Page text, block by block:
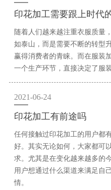
印花加工需要跟上时代
随着人们越来越注重衣服质量
如泰山，而是需要不断的转型
赢得消费者的青睐。而在服装
一个生产环节，直接决定了服
2021-06-24
印花加工有前途吗
任何接触过印花加工的用户都
好。其实无论如何，大家都可
求。尤其是在变化越来越多的
用户想通过什么渠道来满足自
情。